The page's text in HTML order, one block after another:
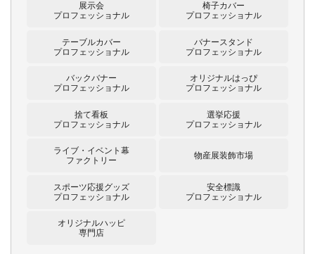
展示会
プロフェッショナル
椅子カバー
プロフェッショナル
テーブルカバー
プロフェッショナル
バナースタンド
プロフェッショナル
バックバナー
プロフェッショナル
オリジナルはっぴ
プロフェッショナル
捨て看板
プロフェッショナル
選挙応援
プロフェッショナル
ライブ・イベント幕
ファクトリー
物産展装飾市場
スポーツ応援グッズ
プロフェッショナル
安全標識
プロフェッショナル
オリジナルハッピ
専門店